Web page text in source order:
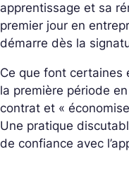
apprentissage et sa
premier jour en
démarre dès la
Ce que font certaines
la première période
contrat et «
Une pratique
de confiance avec